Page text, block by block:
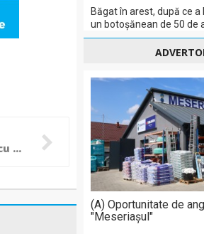
Un botoșănean s-a ales cu dosar penal din ”pasiunea” pentru produse cosmetice!
Băgat în arest, după ce
un botoșănean de 50 de
(A) Oportunitate de
"Meseriașul"